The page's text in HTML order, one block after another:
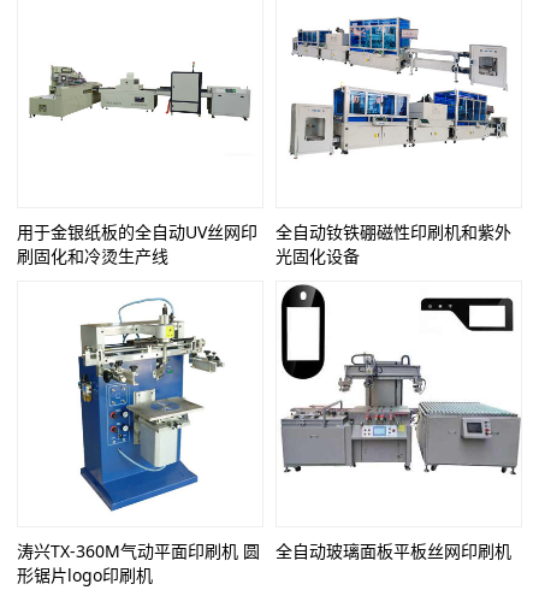
用于金银纸板的全自动UV丝网印
刷固化和冷烫生产线
全自动钕铁硼磁性印刷机和紫外
光固化设备
涛兴TX-360M气动平面印刷机 圆
形锯片logo印刷机
全自动玻璃面板平板丝网印刷机